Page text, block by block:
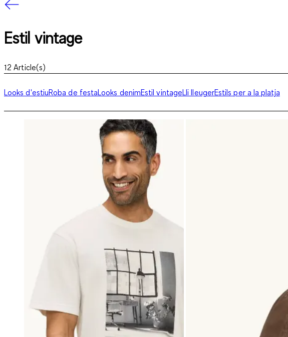
Estil vintage
12 Article(s)
Looks d'estiuRoba de festaLooks denimEstil vintageLli lleugerEstils per a la platja